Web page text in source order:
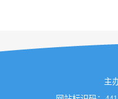
主